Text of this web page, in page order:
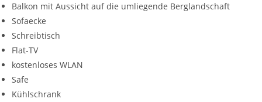
Balkon mit Aussicht auf die umliegende Berglandschaft
Sofaecke
Schreibtisch
Flat-TV
kostenloses WLAN
Safe
Kühlschrank